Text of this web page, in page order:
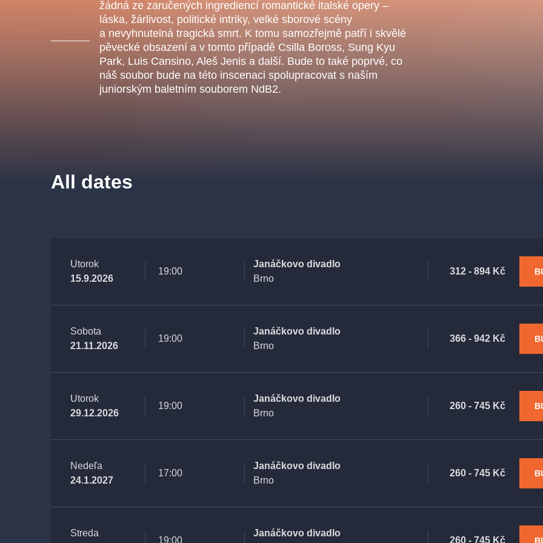
žádná ze zaručených ingrediencí romantické italské opery –
láska, žárlivost, politické intriky, velké sborové scény
a nevyhnutelná tragická smrt. K tomu samozřejmě patří i skvělé
pěvecké obsazení a v tomto případě Csilla Boross, Sung Kyu
Park, Luis Cansino, Aleš Jenis a další. Bude to také poprvé, co
náš soubor bude na této inscenaci spolupracovat s naším
juniorským baletním souborem NdB2.
All dates
Utorok
15.9.2026
19:00
Janáčkovo divadlo
Brno
312 - 894 Kč
Sobota
21.11.2026
19:00
Janáčkovo divadlo
Brno
366 - 942 Kč
Utorok
29.12.2026
19:00
Janáčkovo divadlo
Brno
260 - 745 Kč
Nedeľa
24.1.2027
17:00
Janáčkovo divadlo
Brno
260 - 745 Kč
Streda
19:00
Janáčkovo divadlo
260 - 745 Kč
Agentura 44, s.r.o.
s.r.o.
Other's search